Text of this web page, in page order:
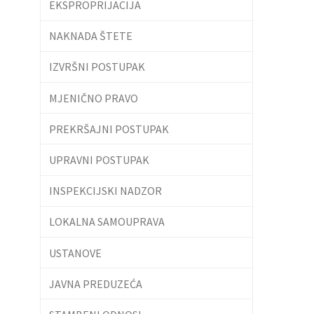
EKSPROPRIJACIJA
NAKNADA ŠTETE
IZVRŠNI POSTUPAK
MJENIČNO PRAVO
PREKRŠAJNI POSTUPAK
UPRAVNI POSTUPAK
INSPEKCIJSKI NADZOR
LOKALNA SAMOUPRAVA
USTANOVE
JAVNA PREDUZEĆA